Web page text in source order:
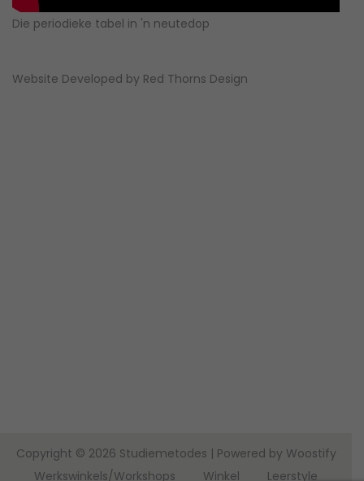
Die periodieke tabel in 'n neutedop
Website Developed by Red Thorns Design
Copyright © 2026 Studiemetodes | Powered by Woostify
Werkswinkels/Workshops
Winkel Leerstyle